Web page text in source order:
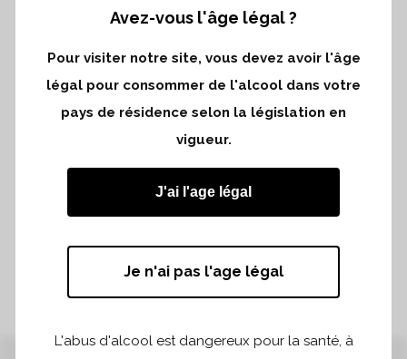
Des matériaux nobles peu transformés,
une couleur symbolique du détachement
au terrestre, partout une verticalité qui
C’est ainsi que nous choisissons
d’accompagner nos raisins en biodynamie
vers la magie de la transmutation.
Le nouveau cuvier de Fonroque, c’est
tout un poème que nous adorons
Avez-vous l'âge légal ?
Pour visiter notre site, vous devez avoir l'âge
légal pour consommer de l'alcool dans votre
pays de résidence selon la législation en
vigueur.
J'ai l'age légal
Je n'ai pas l'age légal
L'abus d'alcool est dangereux pour la santé, à